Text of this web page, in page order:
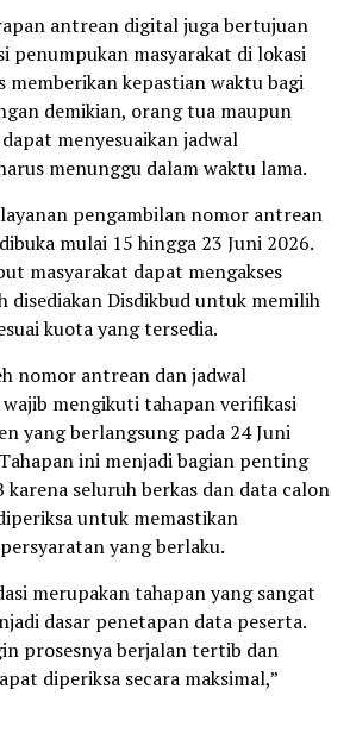
antrean digital juga bertujuan
penumpukan masyarakat di lokasi
memberikan kepastian waktu bagi
demikian, orang tua maupun
menyesuaikan jadwal
menunggu dalam waktu lama.
pengambilan nomor antrean
mulai 15 hingga 23 Juni 2026.
masyarakat dapat mengakses
Disdikbud untuk memilih
kuota yang tersedia.
nomor antrean dan jadwal
mengikuti tahapan verifikasi
yang berlangsung pada 24 Juni
ini menjadi bagian penting
karena seluruh berkas dan data calon
untuk memastikan
yang berlaku.
merupakan tahapan yang sangat
dasar penetapan data peserta.
prosesnya berjalan tertib dan
diperiksa secara maksimal,”